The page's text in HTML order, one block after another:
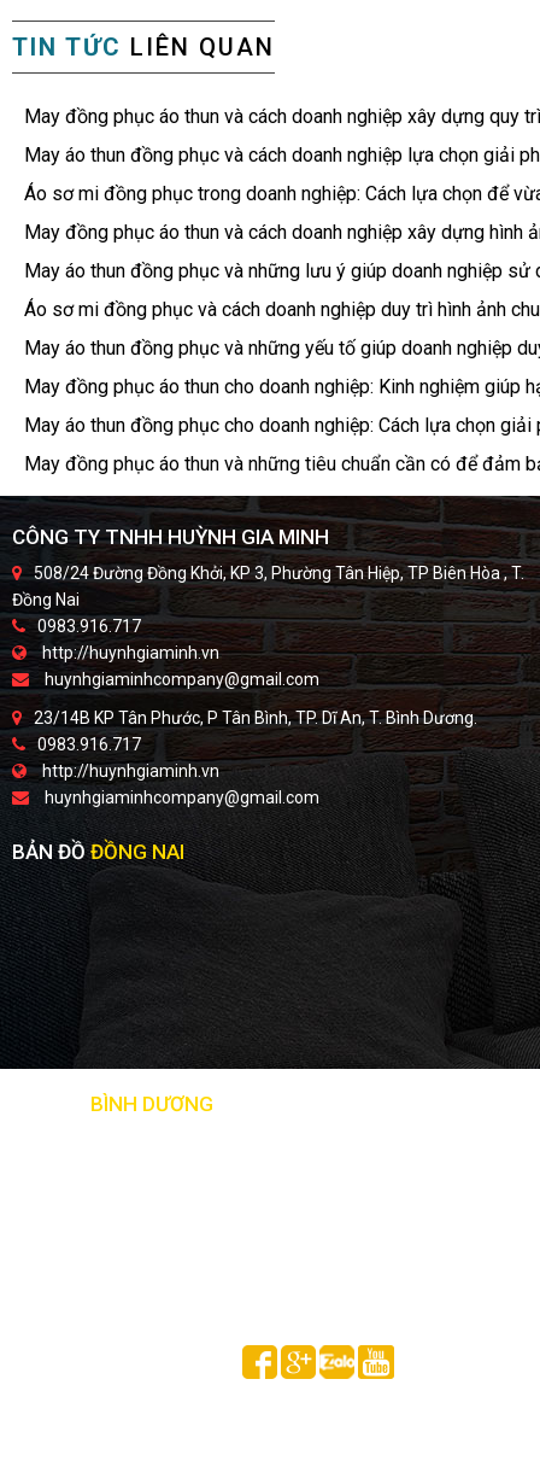
TIN TỨC LIÊN QUAN
May đồng phục áo thun và cách doanh nghiệp xây dựng quy
May áo thun đồng phục và cách doanh nghiệp lựa chọn giải
Áo sơ mi đồng phục trong doanh nghiệp: Cách lựa chọn để
May đồng phục áo thun và cách doanh nghiệp xây dựng hình
May áo thun đồng phục và những lưu ý giúp doanh nghiệp sử
Áo sơ mi đồng phục và cách doanh nghiệp duy trì hình ảnh
May áo thun đồng phục và những yếu tố giúp doanh nghiệp
May đồng phục áo thun cho doanh nghiệp: Kinh nghiệm giúp
May áo thun đồng phục cho doanh nghiệp: Cách lựa chọn
May đồng phục áo thun và những tiêu chuẩn cần có để đảm
CÔNG TY TNHH HUỲNH GIA MINH
508/24 Đường Đồng Khởi, KP 3, Phường Tân Hiệp, TP Biên Hòa , T.
Đồng Nai
0983.916.717
http://huynhgiaminh.vn
huynhgiaminhcompany@gmail.com
23/14B KP Tân Phước, P Tân Bình, TP. Dĩ An, T. Bình Dương.
0983.916.717
http://huynhgiaminh.vn
huynhgiaminhcompany@gmail.com
BẢN ĐỒĐỒNG NAI
BÌNH DƯƠNG